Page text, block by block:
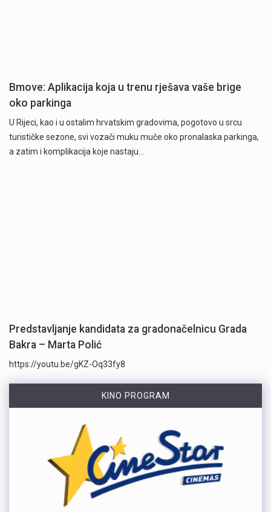
Bmove: Aplikacija koja u trenu rješava vaše brige
oko parkinga
U Rijeci, kao i u ostalim hrvatskim gradovima, pogotovo u srcu
turističke sezone, svi vozači muku muče oko pronalaska parkinga,
a zatim i komplikacija koje nastaju…
Predstavljanje kandidata za gradonačelnicu Grada
Bakra – Marta Polić
https://youtu.be/gKZ-Oq33fy8
KINO PROGRAM